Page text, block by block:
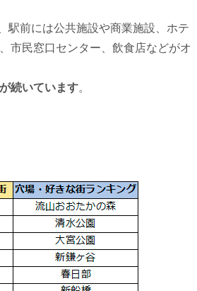
駅前には公共施設や商業施設、ホテ
市民窓口センター、飲食店などがオ
続いています。